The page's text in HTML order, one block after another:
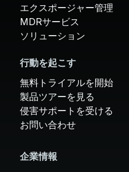
エクスポージャー管理
MDRサービス
ソリューション
行動を起こす
無料トライアルを開始
製品ツアーを見る
侵害サポートを受ける
お問い合わせ
企業情報